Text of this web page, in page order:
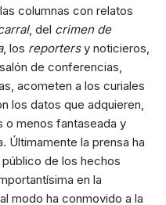
columnas con relatos
, del crimen de
, los reportersy noticieros,
de conferencias,
acometen a los curiales
los datos que adquieren,
o menos fantaseada y
Últimamente la prensa ha
de los hechos
en la
modo ha conmovido a la